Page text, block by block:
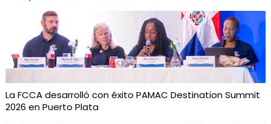
La FCCA desarrolló con éxito PAMAC Destination Summit
2026 en Puerto Plata